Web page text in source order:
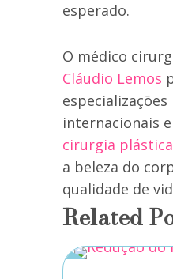
esperado.
O médico
Cláudio Lemos
especializações
internacionais
cirurgia plástica
a beleza do
qualidade de
Related